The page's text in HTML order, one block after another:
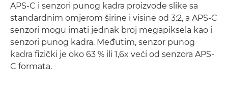
APS-C i senzori punog kadra proizvode slike sa
standardnim omjerom širine i visine od 3:2, a APS-C
senzori mogu imati jednak broj megapiksela kao i
senzori punog kadra. Međutim, senzor punog
kadra fizički je oko 63 % ili 1,6x veći od senzora APS-
C formata.